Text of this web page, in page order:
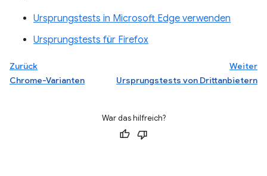
Ursprungstests in Microsoft Edge verwenden
Ursprungstests für Firefox
Zurück
Chrome-Varianten
Weiter
Ursprungstests von Drittanbietern
War das hilfreich?